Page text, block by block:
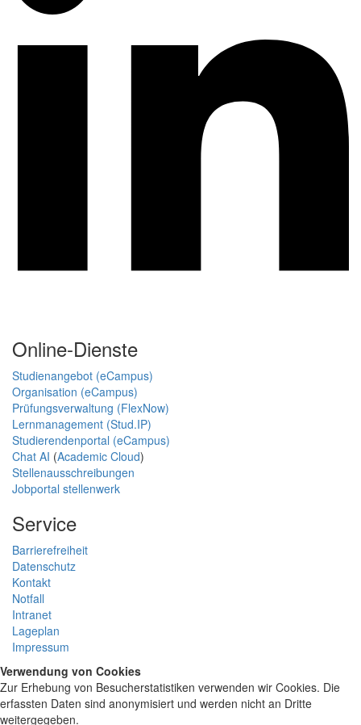
Online-Dienste
Studienangebot (eCampus)
Organisation (eCampus)
Prüfungsverwaltung (FlexNow)
Lernmanagement (Stud.IP)
Studierendenportal (eCampus)
Chat AI (Academic Cloud)
Stellenausschreibungen
Jobportal stellenwerk
Service
Barrierefreiheit
Datenschutz
Kontakt
Notfall
Intranet
Lageplan
Impressum
Verwendung von Cookies
Zur Erhebung von Besucherstatistiken verwenden wir Cookies. Die
erfassten Daten sind anonymisiert und werden nicht an Dritte
weitergegeben.